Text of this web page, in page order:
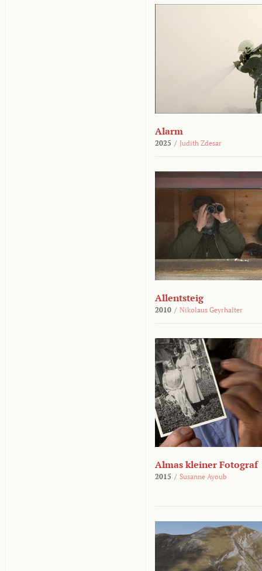
Alarm
2025 / Judith Zdesar
Allentsteig
2010 / Nikolaus Geyrhalter
Almas kleiner Fotograf
2015 / Susanne Ayoub